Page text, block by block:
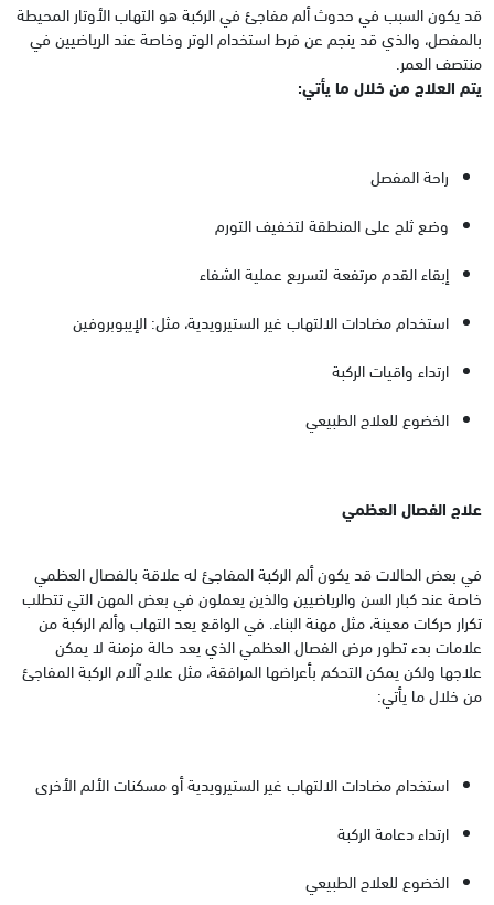
قد يكون السبب في حدوث ألم مفاجئ في الركبة هو التهاب الأوتار المحيطة
بالمفصل، والذي قد ينجم عن فرط استخدام الوتر وخاصة عند الرياضيين في
منتصف العمر.
يتم العلاج من خلال ما يأتي:
راحة المفصل
وضع ثلج على المنطقة لتخفيف التورم
إبقاء القدم مرتفعة لتسريع عملية الشفاء
استخدام مضادات الالتهاب غير الستيرويدية، مثل: الإيبوبروفين
ارتداء واقيات الركبة
الخضوع للعلاج الطبيعي
علاج الفصال العظمي
في بعض الحالات قد يكون ألم الركبة المفاجئ له علاقة بالفصال العظمي
خاصة عند كبار السن والرياضيين والذين يعملون في بعض المهن التي تتطلب
تكرار حركات معينة، مثل مهنة البناء. في الواقع يعد التهاب وألم الركبة من
علامات بدء تطور مرض الفصال العظمي الذي يعد حالة مزمنة لا يمكن
علاجها ولكن يمكن التحكم بأعراضها المرافقة، مثل علاج آلام الركبة المفاجئ
من خلال ما يأتي:
استخدام مضادات الالتهاب غير الستيرويدية أو مسكنات الألم الأخرى
ارتداء دعامة الركبة
الخضوع للعلاج الطبيعي